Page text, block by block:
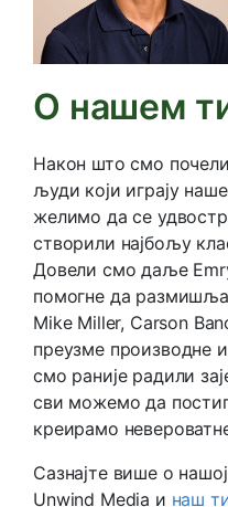
О нашем
Након што смо
људи који играју
желимо да се
створили најбољу
Довели смо даље
помогне да
Mike Miller, Carson
преузме производне
смо раније радили
сви можемо да
креирамо
Сазнајте више о
Unwind Media и наш